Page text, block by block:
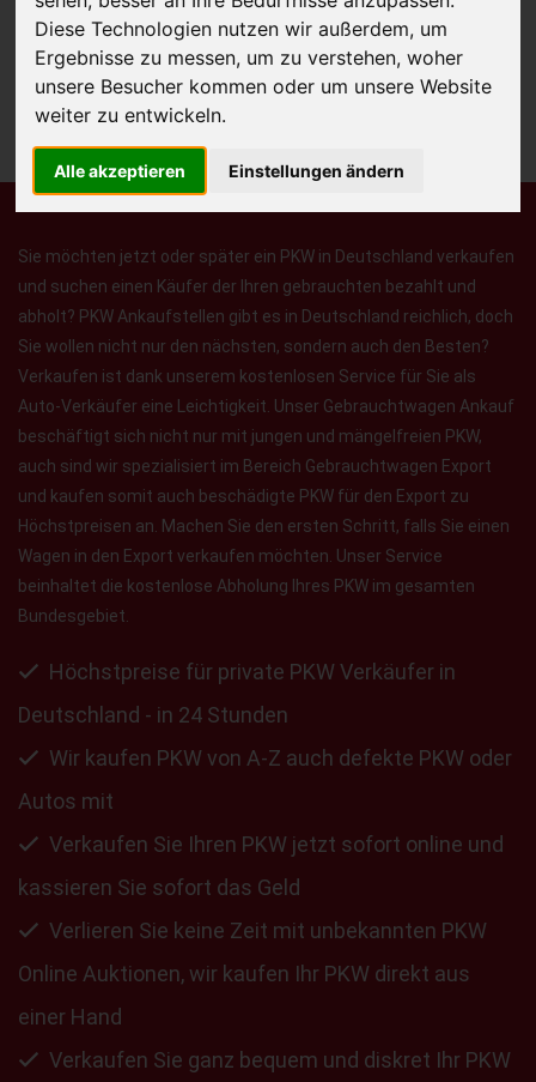
Diese Technologien nutzen wir außerdem, um
Ergebnisse zu messen, um zu verstehen, woher
unsere Besucher kommen oder um unsere Website
weiter zu entwickeln.
Alle akzeptieren Einstellungen ändern
Kostenloses Angebotfür den Ankauf Ihres Autos inklusive der
Abholung, auf Wunsch sofort Geld. Ihre Daten werden nicht mit Dritten
geteilt.
Wir garantieren 100% Sicherheit.
Sie möchten jetzt oder später ein PKW in Deutschland verkaufen
und suchen einen Käufer der Ihren gebrauchten bezahlt und
abholt? PKW Ankaufstellen gibt es in Deutschland reichlich, doch
Sie wollen nicht nur den nächsten, sondern auch den Besten?
Verkaufen ist dank unserem kostenlosen Service für Sie als
Auto-Verkäufer eine Leichtigkeit. Unser Gebrauchtwagen Ankauf
beschäftigt sich nicht nur mit jungen und mängelfreien PKW,
auch sind wir spezialisiert im Bereich Gebrauchtwagen Export
und kaufen somit auch beschädigte PKW für den Export zu
Höchstpreisen an. Machen Sie den ersten Schritt, falls Sie einen
Wagen in den Export verkaufen möchten. Unser Service
beinhaltet die kostenlose Abholung Ihres PKW im gesamten
Bundesgebiet.
Höchstpreise für private PKW Verkäufer in
Deutschland - in 24 Stunden
Wir kaufen PKW von A-Z auch defekte PKW oder
Autos mit
Verkaufen Sie Ihren PKW jetzt sofort online und
kassieren Sie sofort das Geld
Verlieren Sie keine Zeit mit unbekannten PKW
Online Auktionen, wir kaufen Ihr PKW direkt aus
einer Hand
Verkaufen Sie ganz bequem und diskret Ihr PKW